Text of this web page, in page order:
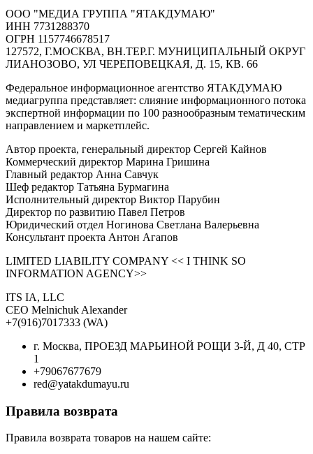
ООО "МЕДИА ГРУППА "ЯТАКДУМАЮ"
ИНН 7731288370
ОГРН 1157746678517
127572, Г.МОСКВА, ВН.ТЕР.Г. МУНИЦИПАЛЬНЫЙ ОКРУГ
ЛИАНОЗОВО, УЛ ЧЕРЕПОВЕЦКАЯ, Д. 15, КВ. 66
Федеральное информационное агентство ЯТАКДУМАЮ
медиагруппа представляет: слияние информационного потока
экспертной информации по 100 разнообразным тематическим
направлением и маркетплейс.
Автор проекта, генеральный директор Сергей Кайнов
Коммерческий директор Марина Гришина
Главный редактор Анна Савчук
Шеф редактор Татьяна Бурмагина
Исполнительный директор Виктор Парубин
Директор по развитию Павел Петров
Юридический отдел Ногинова Светлана Валерьевна
Консультант проекта Антон Агапов
LIMITED LIABILITY COMPANY << I THINK SO
INFORMATION AGENCY>>
ITS IA, LLC
CEO Melnichuk Alexander
+7(916)7017333 (WA)
г. Москва, ПРОЕЗД МАРЬИНОЙ РОЩИ 3-Й, Д 40, СТР
1
+79067677679
red@yatakdumayu.ru
Правила возврата
Правила возврата товаров на нашем сайте: